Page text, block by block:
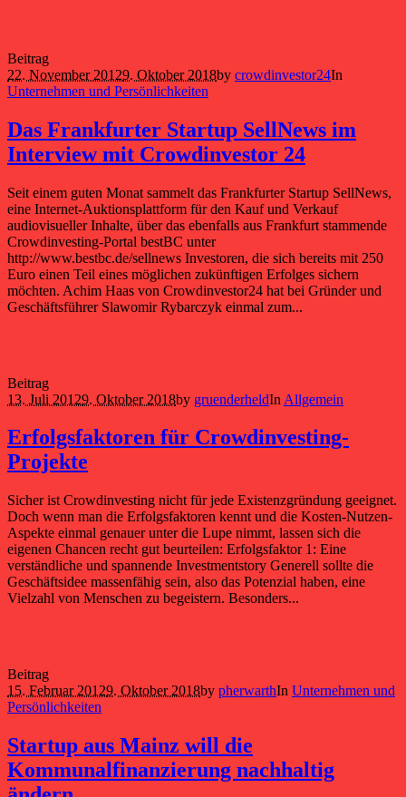
Beitrag
22. November 20129. Oktober 2018by crowdinvestor24In
Unternehmen und Persönlichkeiten
Das Frankfurter Startup SellNews im
Interview mit Crowdinvestor 24
Seit einem guten Monat sammelt das Frankfurter Startup SellNews,
eine Internet-Auktionsplattform für den Kauf und Verkauf
audiovisueller Inhalte, über das ebenfalls aus Frankfurt stammende
Crowdinvesting-Portal bestBC unter
http://www.bestbc.de/sellnews Investoren, die sich bereits mit 250
Euro einen Teil eines möglichen zukünftigen Erfolges sichern
möchten. Achim Haas von Crowdinvestor24 hat bei Gründer und
Geschäftsführer Slawomir Rybarczyk einmal zum...
Beitrag
13. Juli 20129. Oktober 2018by gruenderheldIn Allgemein
Erfolgsfaktoren für Crowdinvesting-
Projekte
Sicher ist Crowdinvesting nicht für jede Existenzgründung geeignet.
Doch wenn man die Erfolgsfaktoren kennt und die Kosten-Nutzen-
Aspekte einmal genauer unter die Lupe nimmt, lassen sich die
eigenen Chancen recht gut beurteilen: Erfolgsfaktor 1: Eine
verständliche und spannende Investmentstory Generell sollte die
Geschäftsidee massenfähig sein, also das Potenzial haben, eine
Vielzahl von Menschen zu begeistern. Besonders...
Beitrag
15. Februar 20129. Oktober 2018by pherwarthIn Unternehmen und
Persönlichkeiten
Startup aus Mainz will die
Kommunalfinanzierung nachhaltig